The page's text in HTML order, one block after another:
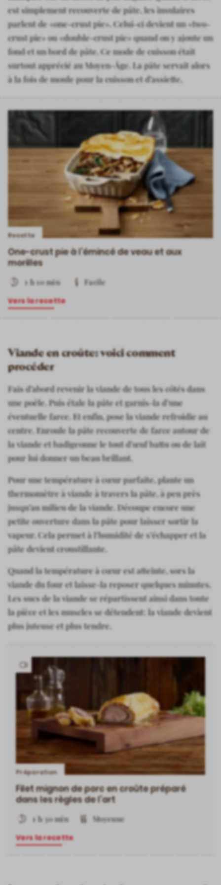
est simplement recouverte de pâte, les insulaires
parlent de «one-crust pie». Celui-ci devient un «two-
crust pie» ou «double-crust pie» quand on y ajoute un
fond et un bord de pâte. Ce mode de cuisson était
surtout apprécié au Moyen-Âge. La pâte servait alors
à la fois de moule pour la cuisson et d’assiette.
Recette
One-crust pie à l’émincé de veau et aux
morilles
1 h 10 min
Facile
Vers la recette
Viande en croûte: voici comment
procéder
Fais d’abord revenir la viande de tous les côtés dans
une poêle. Puis étale la pâte et garnis-la d’une
éventuelle farce. Et enfin, pose la viande refroidie au
centre. Enroule la pâte recouverte de farce autour de
la viande et badigeonne le tout d’œuf battu ou de lait
pour lui donner un beau brillant.
Pour une température à cœur parfaite, plante un
thermomètre à viande à travers la pâte, à peu près
jusqu’au milieu de la viande. Découpe encore une
petite ouverture dans la pâte pour laisser sortir la
vapeur. Cela permet à l’humidité de s’échapper et la
pâte devient croustillante.
Quand la température à cœur est atteinte, sors la
viande du four et laisse-la reposer quelques minutes.
Les sucs de la viande se répartissent ainsi dans toute
la pièce et les muscles se détendent: la viande devient
plus juteuse et plus tendre.
Has
video
Préparation
Filet mignon de porc en croûte préparé
dans les règles de l’art
1 h 30 min
Moyenne
Vers la recette